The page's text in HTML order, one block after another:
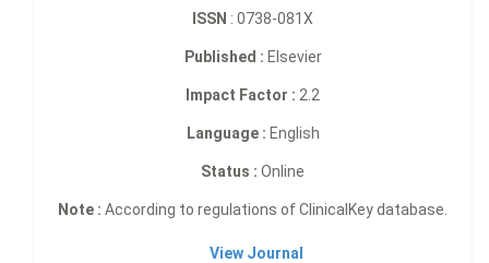
ISSN : 0738-081X
Published : Elsevier
Impact Factor : 2.2
Language : English
Status : Online
Note : According to regulations of ClinicalKey database.
View Journal